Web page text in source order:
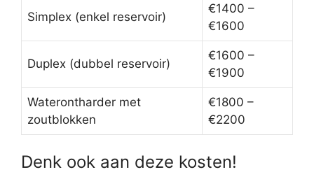
Simplex (enkel reservoir)
€1400 –
€1600
Duplex (dubbel reservoir)
€1600 –
€1900
Waterontharder met
zoutblokken
€1800 –
€2200
Denk ook aan deze kosten!